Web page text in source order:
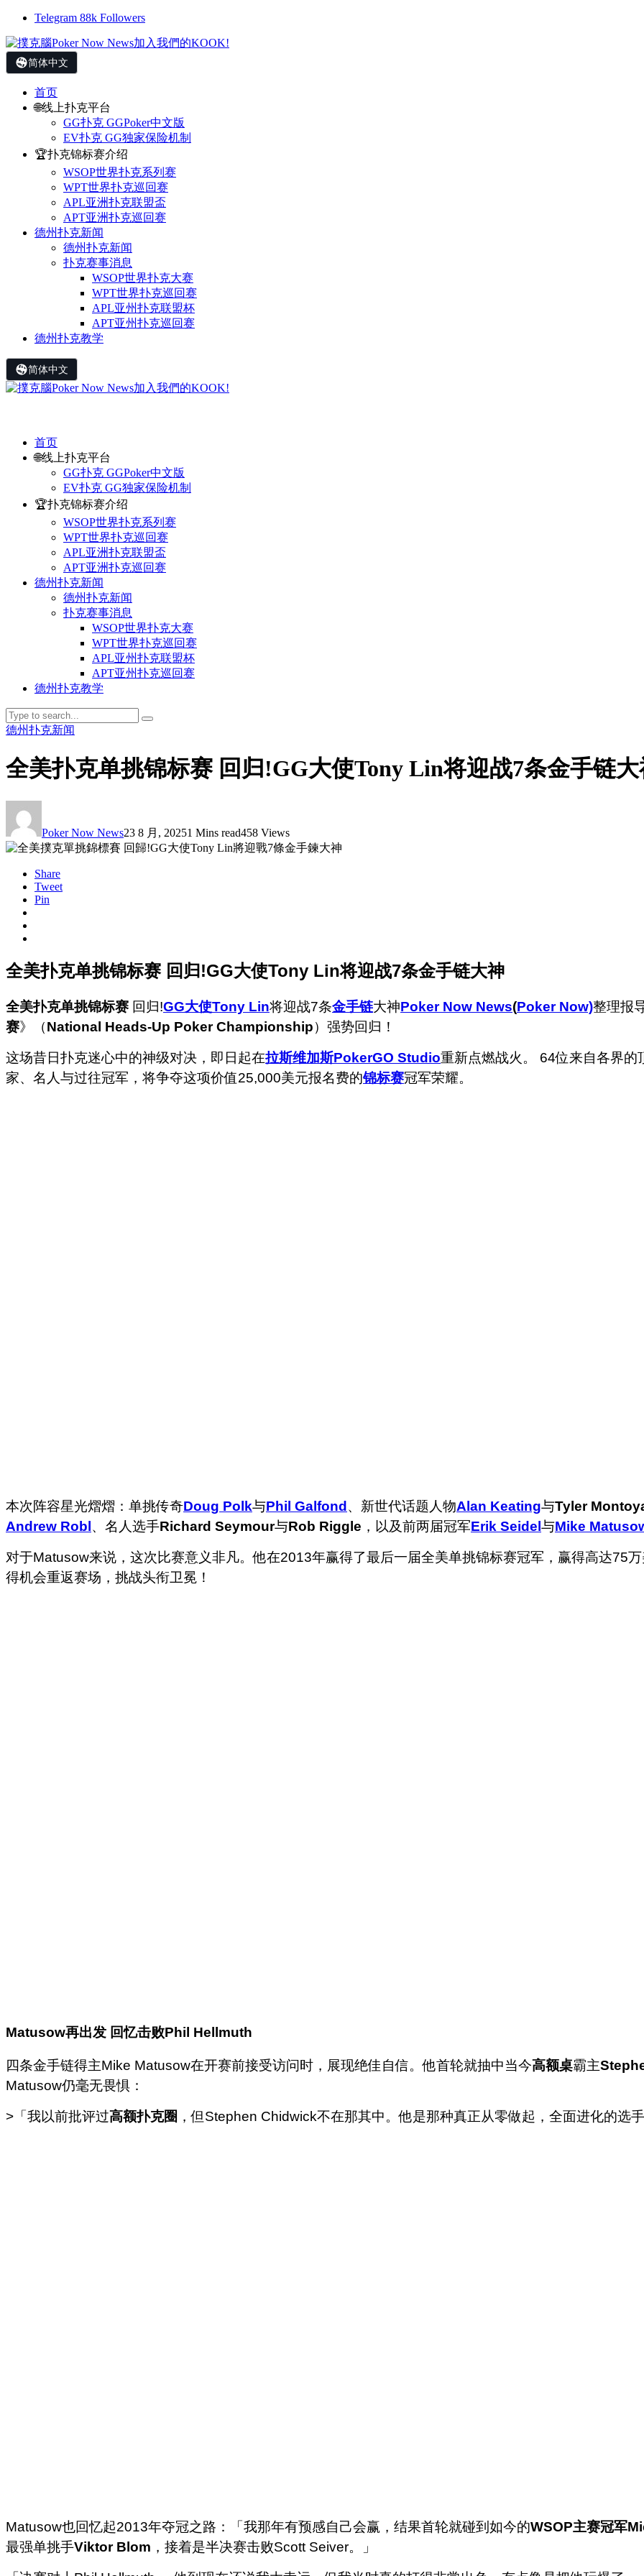
Telegram 88k Followers
简体中文
首页
🌐线上扑克平台
GG扑克 GGPoker中文版
EV扑克 GG独家保险机制
🏆扑克锦标赛介绍
WSOP世界扑克系列赛
WPT世界扑克巡回赛
APL亚洲扑克联盟盃
APT亚洲扑克巡回赛
德州扑克新闻
德州扑克新闻
扑克赛事消息
WSOP世界扑克大赛
WPT世界扑克巡回赛
APL亚州扑克联盟杯
APT亚州扑克巡回赛
德州扑克教学
简体中文
首页
🌐线上扑克平台
GG扑克 GGPoker中文版
EV扑克 GG独家保险机制
🏆扑克锦标赛介绍
WSOP世界扑克系列赛
WPT世界扑克巡回赛
APL亚洲扑克联盟盃
APT亚洲扑克巡回赛
德州扑克新闻
德州扑克新闻
扑克赛事消息
WSOP世界扑克大赛
WPT世界扑克巡回赛
APL亚州扑克联盟杯
APT亚州扑克巡回赛
德州扑克教学
德州扑克新闻
全美扑克单挑锦标赛 回归!GG大使Tony Lin将迎战7条金手链大
Poker Now News23 8 月, 20251 Mins read458 Views
Share
Tweet
Pin
全美扑克单挑锦标赛 回归!GG大使Tony Lin将迎战7条金手链大神
全美扑克单挑锦标赛 回归!GG大使Tony Lin将迎战7条金手链大神Poker Now News(Poker Now)整理报
赛》（National Heads-Up Poker Championship）强势回归！
这场昔日扑克迷心中的神级对决，即日起在拉斯维加斯PokerGO Studio重新点燃战火。 64位来自各界
家、名人与过往冠军，将争夺这项价值25,000美元报名费的锦标赛冠军荣耀。
本次阵容星光熠熠：单挑传奇Doug Polk与Phil Galfond、新世代话题人物Alan Keating与Tyler
Andrew Robl、 名人选手Richard Seymour与Rob Riggle ，以及前两届冠军Erik Seidel与Mike
对于Matusow来说，这次比赛意义非凡。他在2013年赢得了最后一届全美单挑锦标赛冠军，赢得高达75
得机会重返赛场，挑战头衔卫冕！
Matusow再出发 回忆击败Phil Hellmuth
四条金手链得主Mike Matusow在开赛前接受访问时，展现绝佳自信。他首轮就抽中当今高额桌霸主
Matusow仍毫无畏惧：
>「我以前批评过高额扑克圈 ，但Stephen Chidwick不在那其中。他是那种真正从零做起，全面进化的选
Matusow也回忆起2013年夺冠之路： 「我那年有预感自己会赢，结果首轮就碰到如今的WSOP主赛冠军
最强单挑手Viktor Blom ，接着是半决赛击败Scott Seiver。」